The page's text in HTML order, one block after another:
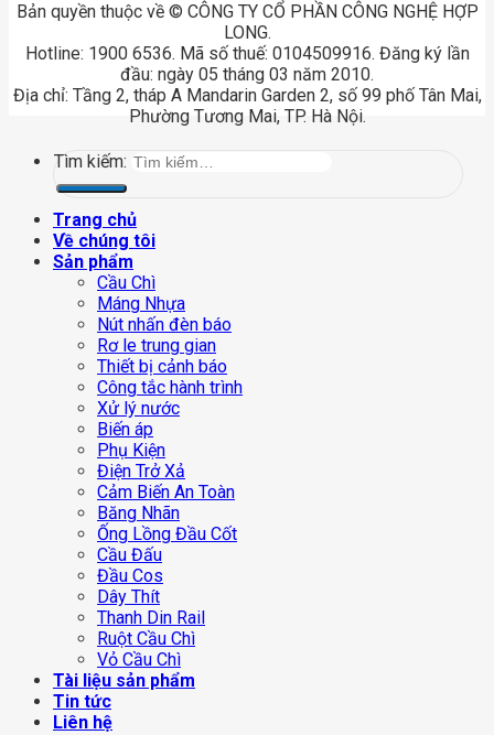
Bản quyền thuộc về © CÔNG TY CỔ PHẦN CÔNG NGHỆ HỢP
LONG.
Hotline: 1900 6536. Mã số thuế: 0104509916. Đăng ký lần
đầu: ngày 05 tháng 03 năm 2010.
Địa chỉ: Tầng 2, tháp A Mandarin Garden 2, số 99 phố Tân Mai,
Phường Tương Mai, TP. Hà Nội.
Tìm kiếm:
Trang chủ
Về chúng tôi
Sản phẩm
Cầu Chì
Máng Nhựa
Nút nhấn đèn báo
Rơ le trung gian
Thiết bị cảnh báo
Công tắc hành trình
Xử lý nước
Biến áp
Phụ Kiện
Điện Trở Xả
Cảm Biến An Toàn
Băng Nhãn
Ống Lồng Đầu Cốt
Cầu Đấu
Đầu Cos
Dây Thít
Thanh Din Rail
Ruột Cầu Chì
Vỏ Cầu Chì
Tài liệu sản phẩm
Tin tức
Liên hệ